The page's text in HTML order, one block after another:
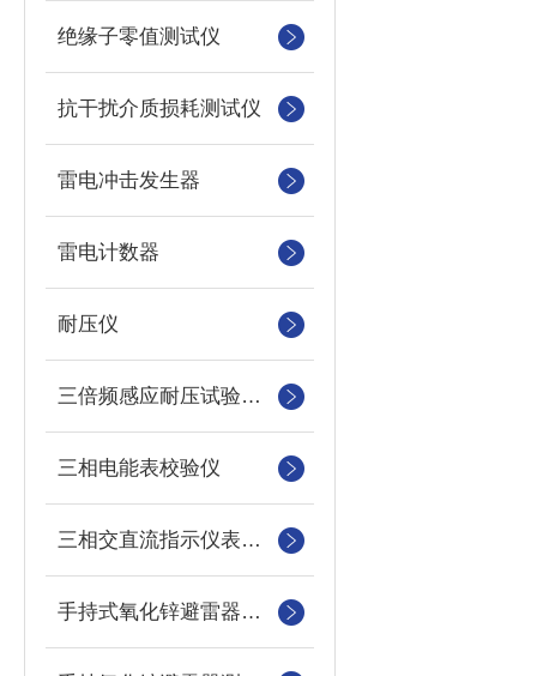
绝缘子零值测试仪
抗干扰介质损耗测试仪
雷电冲击发生器
雷电计数器
耐压仪
三倍频感应耐压试验装置
三相电能表校验仪
三相交直流指示仪表装置
手持式氧化锌避雷器测试仪